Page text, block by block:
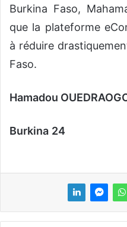
Burkina Faso,
que la plateforme
à réduire
Faso.
Hamadou
Burkina 24